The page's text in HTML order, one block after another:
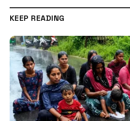
KEEP READING